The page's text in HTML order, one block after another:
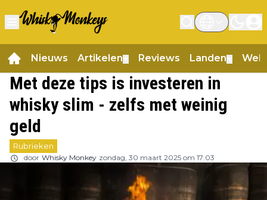
Nieuws Artikelen Reviews Landen
Met deze tips is investeren in
whisky slim - zelfs met weinig
geld
Rubrieken
door Whisky Monkey zondag, 30 maart 2025 om 17:03